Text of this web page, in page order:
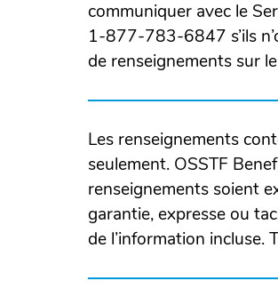
communiquer avec le
1-877-783-6847 s’ils
de renseignements sur
Les renseignements
seulement. OSSTF
renseignements soient
garantie, expresse ou
de l’information incluse.